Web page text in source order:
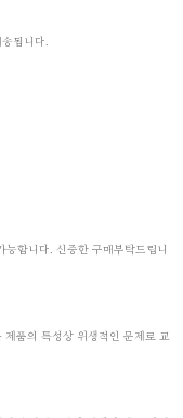
됩니다.
합니다. 신중한 구매부탁드립니
품의 특성상 위생적인 문제로 교